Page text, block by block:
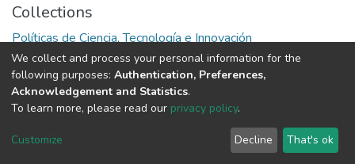
Collections
Políticas de Ciencia, Tecnología e Innovación
Full item page
DSpace software copyright © 2002-2026
Cookie
End User
Agreement
Send
Feedback
We collect and process your personal information for the
following purposes: Authentication, Preferences,
Acknowledgement and Statistics.
To learn more, please read our privacy policy.
Customize Decline That's ok